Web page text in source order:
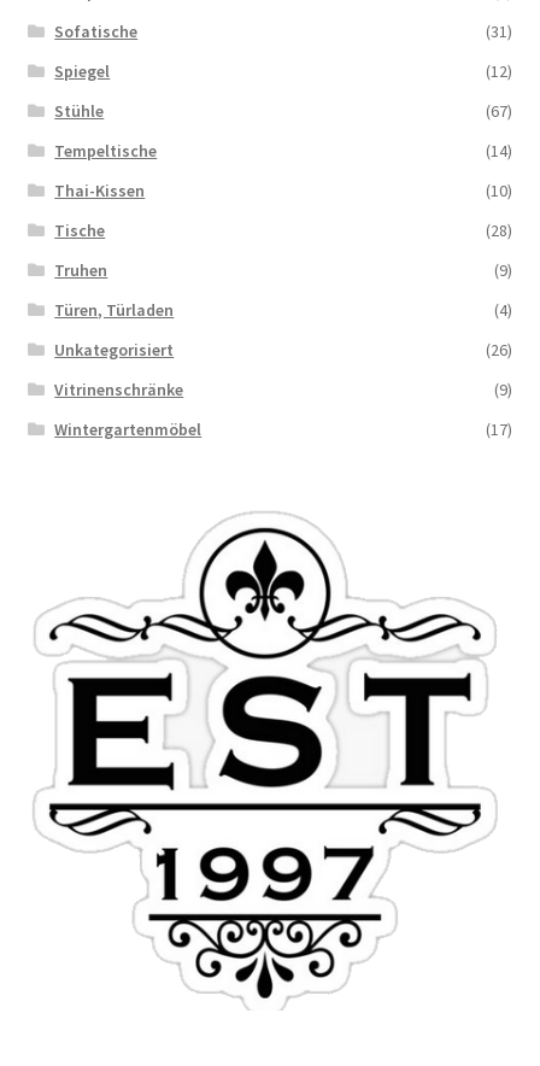
Sofatische
(31)
Spiegel
(12)
Stühle
(67)
Tempeltische
(14)
Thai-Kissen
(10)
Tische
(28)
Truhen
(9)
Türen, Türladen
(4)
Unkategorisiert
(26)
Vitrinenschränke
(9)
Wintergartenmöbel
(17)